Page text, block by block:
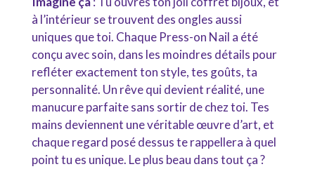
à l’intérieur se trouvent des ongles aussi
uniques que toi. Chaque Press-on Nail a été
conçu avec soin, dans les moindres détails pour
refléter exactement ton style, tes goûts, ta
personnalité. Un rêve qui devient réalité, une
manucure parfaite sans sortir de chez toi. Tes
mains deviennent une véritable œuvre d’art, et
chaque regard posé dessus te rappellera à quel
point tu es unique. Le plus beau dans tout ça ?